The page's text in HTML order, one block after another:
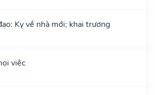
Kỵ về nhà mới; khai trương
việc